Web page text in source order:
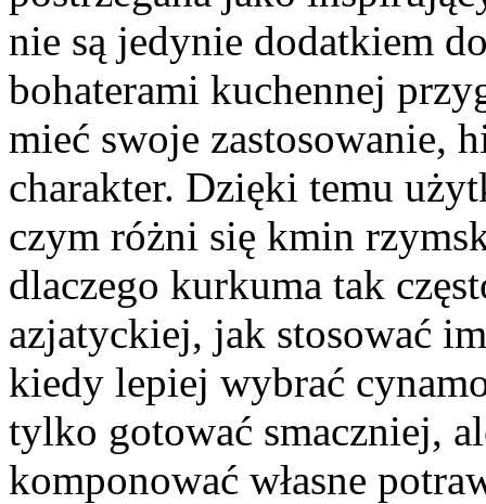
nie są jedynie dodatkiem
bohaterami kuchennej
mieć swoje zastosowanie,
charakter. Dzięki temu
czym różni się kmin
dlaczego kurkuma tak
azjatyckiej, jak stosować
kiedy lepiej wybrać
tylko gotować smaczniej,
komponować własne